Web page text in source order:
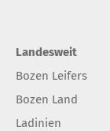
Landesweit
Bozen Leifers
Bozen Land
Ladinien